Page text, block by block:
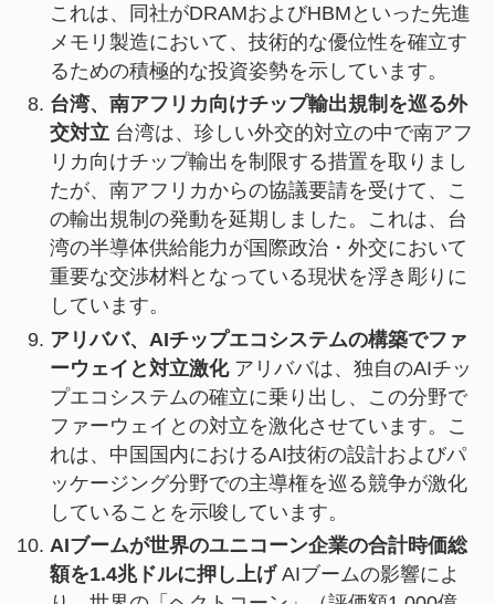
これは、同社がDRAMおよびHBMといった先進
メモリ製造において、技術的な優位性を確立す
るための積極的な投資姿勢を示しています。
台湾、南アフリカ向けチップ輸出規制を巡る外
交対立台湾は、珍しい外交的対立の中で南アフ
リカ向けチップ輸出を制限する措置を取りまし
たが、南アフリカからの協議要請を受けて、こ
の輸出規制の発動を延期しました。これは、台
湾の半導体供給能力が国際政治・外交において
重要な交渉材料となっている現状を浮き彫りに
しています。
アリババ、AIチップエコシステムの構築でファ
ーウェイと対立激化アリババは、独自のAIチッ
プエコシステムの確立に乗り出し、この分野で
ファーウェイとの対立を激化させています。こ
れは、中国国内におけるAI技術の設計およびパ
ッケージング分野での主導権を巡る競争が激化
していることを示唆しています。
AIブームが世界のユニコーン企業の合計時価総
額を1.4兆ドルに押し上げAIブームの影響によ